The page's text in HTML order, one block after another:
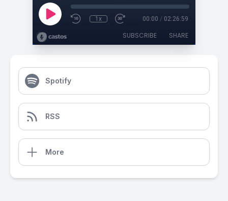
1x 00:00 / 02:26:59
SUBSCRIBE SHARE
Spotify
RSS
More